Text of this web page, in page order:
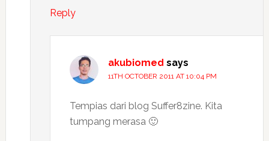
Reply
akubiomed says
11TH OCTOBER 2011 AT 10:04 PM
Tempias dari blog Suffer8zine. Kita
tumpang merasa 🙂